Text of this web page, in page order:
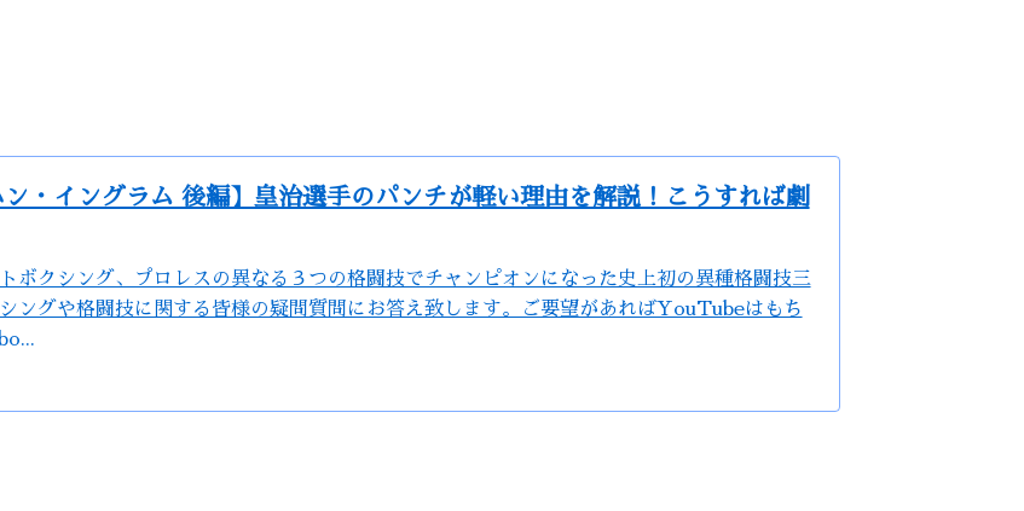
ン・イングラム 後編】皇治選手のパンチが軽い理由を解説！こうすれば劇
ボクシング、プロレスの異なる３つの格闘技でチャンピオンになった史上初の異種格闘技三
ングや格闘技に関する皆様の疑問質問にお答え致します。ご要望があればYouTubeはもち